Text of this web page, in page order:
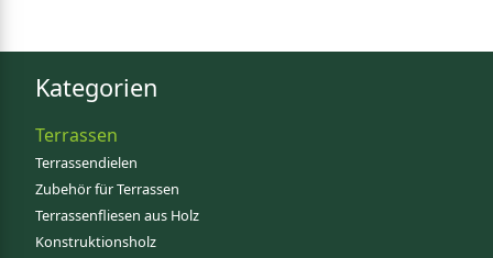
Kategorien
Terrassen
Terrassendielen
Zubehör für Terrassen
Terrassenfliesen aus Holz
Konstruktionsholz